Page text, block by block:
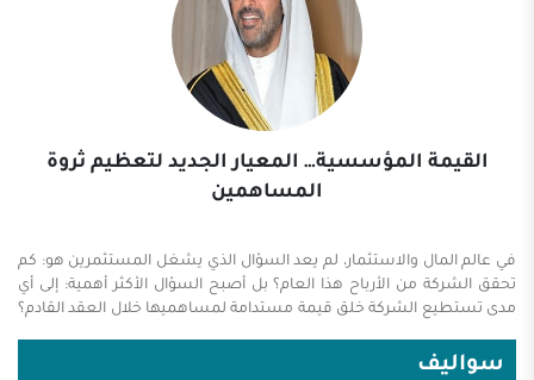
القيمة المؤسسية… المعيار الجديد لتعظيم ثروة
المساهمين
في عالم المال والاستثمار، لم يعد السؤال الذي يشغل المستثمرين هو: كم
تحقق الشركة من الأرباح هذا العام؟ بل أصبح السؤال الأكثر أهمية: إلى أي
مدى تستطيع الشركة خلق قيمة مستدامة لمساهميها خلال العقد القادم؟
سواليف